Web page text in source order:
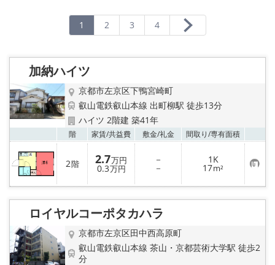
ペット相談OKの賃貸！
ハウスメーカー施工特集！
路線·駅から探す
IT重説について
スタッフ紹介
賃貸管理の北白川店
店舗情報·アクセス
会社概要
1 2 3 4
加納ハイツ
京都市左京区下鴨宮崎町
叡山電鉄叡山本線 出町柳駅 徒歩13分
ハイツ 2階建 築41年
階 家賃/共益費 敷金/礼金 間取り/専有面積
2階 2.7万円
0.3万円
－
－
1K
17m² お
気
に
り
ロイヤルコーポタカハラ
京都市左京区田中西高原町
叡山電鉄叡山本線 茶山・京都芸術大学駅 徒歩2
分